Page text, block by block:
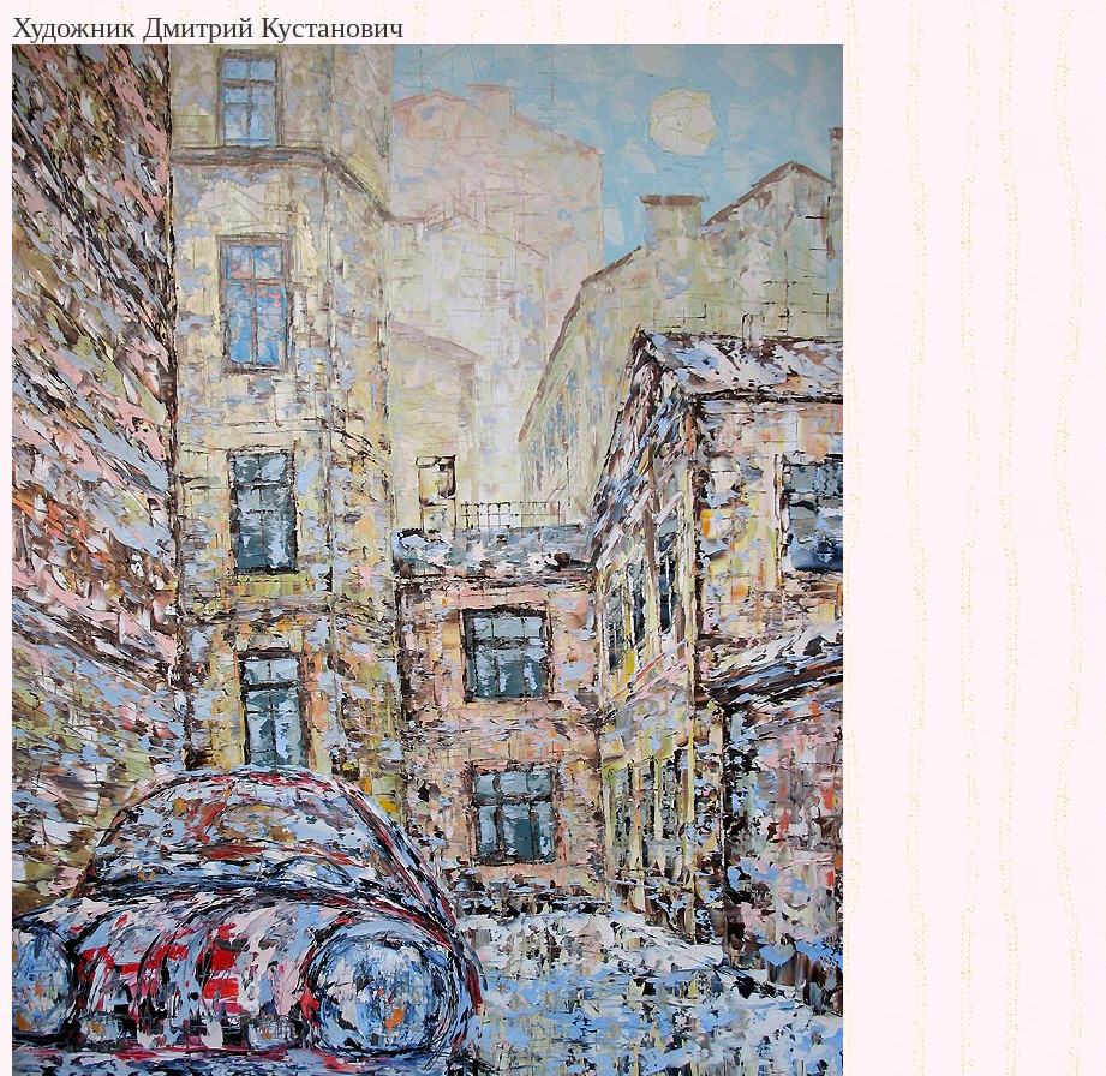
Художник Дмитрий Кустанович